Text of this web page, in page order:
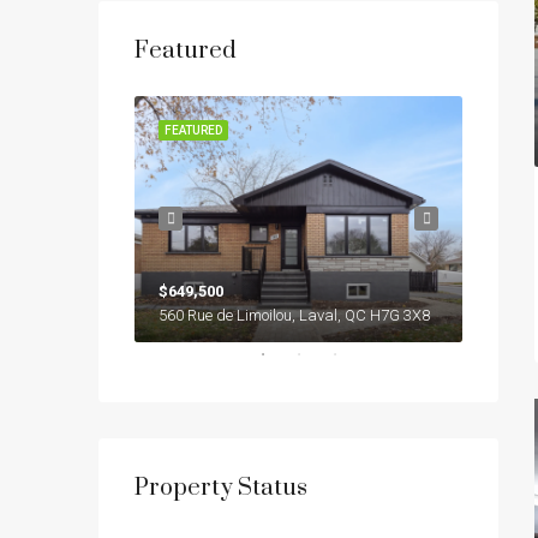
Featured
FEATURED
$649,500
560 Rue de Limoilou, Laval, QC H7G 3X8
Property Status